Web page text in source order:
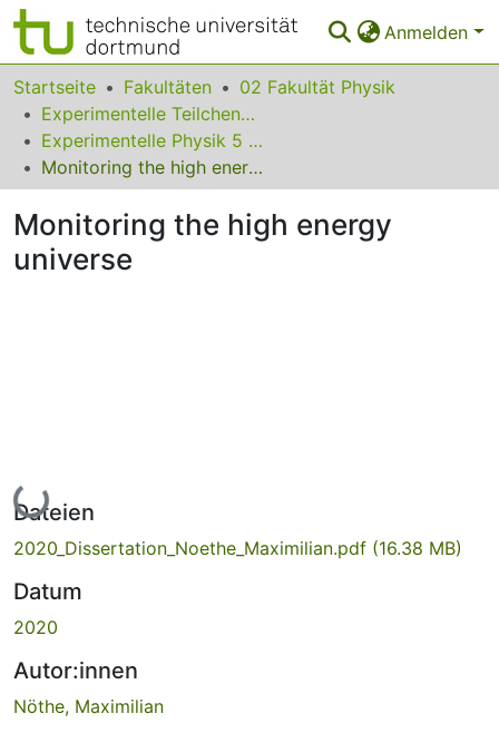
Anmelden
Bereiche & Sammlungen
Das gesamte Repositorium
Statistiken
FAQ
Leitlinien
Startseite Fakultäten
02 Fakultät Physik
Experimentelle Teilchenphysik
Experimentelle Physik 5 Astroteilchenphysik
Monitoring the high energy universe
Monitoring the high energy
universe
Lade...
Dateien
2020_Dissertation_Noethe_Maximilian.pdf (16.38 MB)
Datum
2020
Autor:innen
Nöthe, Maximilian